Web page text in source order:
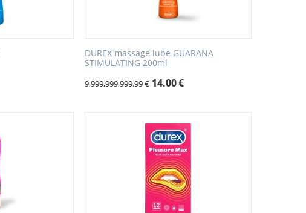
DUREX massage lube GUARANA
STIMULATING 200ml
9,999,999,999.99€ 14.00€